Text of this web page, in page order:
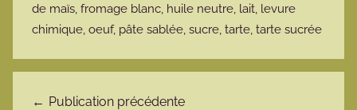
de maïs, fromage blanc, huile neutre, lait, levure
chimique, oeuf, pâte sablée, sucre, tarte, tarte sucrée
Publication précédente